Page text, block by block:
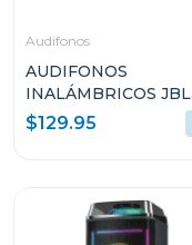
Audifonos
AUDIFONOS
INALÁMBRICOS JBL
SOUNDGEAR CLIPS
AZUL
$129.95